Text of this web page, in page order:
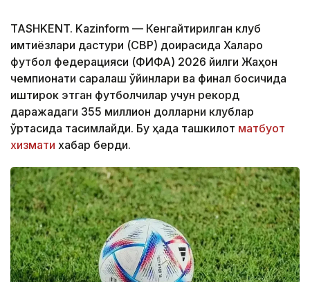
TASHKENT. Kazinform — Кенгайтирилган клуб
имтиёзлари дастури (CBP) доирасида Халқаро
футбол федерацияси (ФИФА) 2026 йилги Жаҳон
чемпионати саралаш ўйинлари ва финал босқичида
иштирок этган футболчилар учун рекорд
даражадаги 355 миллион долларни клублар
ўртасида тақсимлайди. Бу ҳақда ташкилот матбуот
хизмати хабар берди.